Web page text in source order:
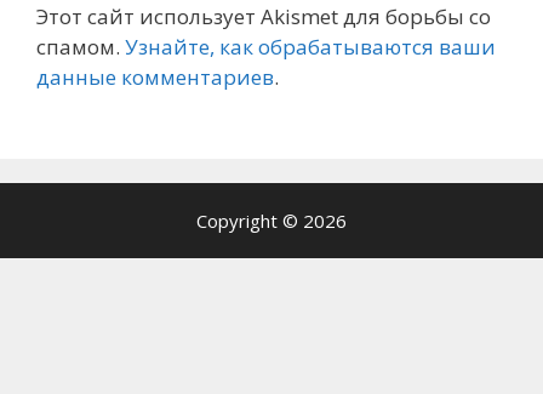
Этот сайт использует Akismet для борьбы со
спамом. Узнайте, как обрабатываются ваши
данные комментариев.
Copyright © 2026